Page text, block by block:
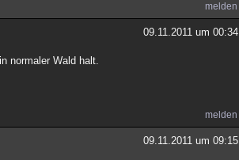
melden
09.11.2011 um 00:34
normaler Wald halt.
melden
09.11.2011 um 09:15